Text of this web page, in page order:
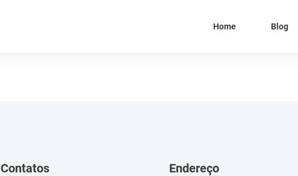
Home Blog
Contatos Endereço